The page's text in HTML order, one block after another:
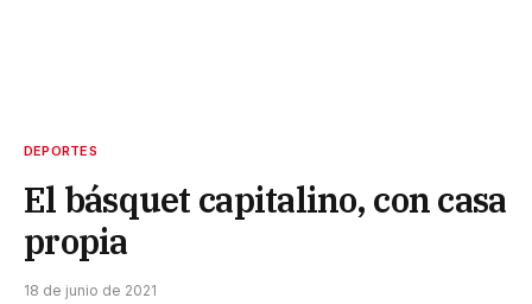
DEPORTES
El básquet capitalino, con casa
propia
18 de junio de 2021